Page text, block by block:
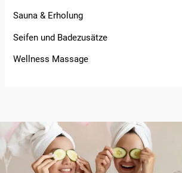
Sauna & Erholung
Seifen und Badezusätze
Wellness Massage